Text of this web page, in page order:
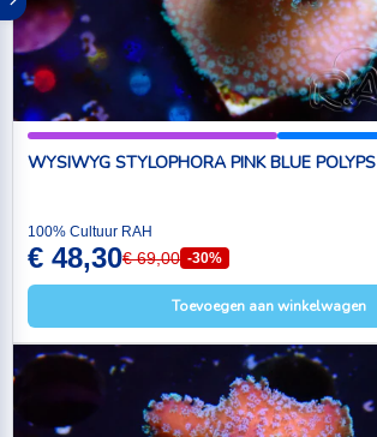
WYSIWYG STYLOPHORA PINK BLUE POLYPS
100% Cultuur RAH
€ 48,30€ 69,00 -30%
Toevoegen aan winkelwagen